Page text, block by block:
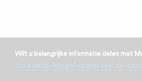
Wilt u belangrijke informatie delen met
Stuur uw tip, vraag of verzoek naar de